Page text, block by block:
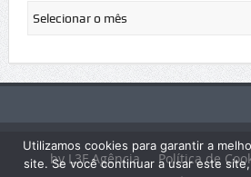
Arquivos
by L3F Agência Política de
Utilizamos cookies para garantir a
site. Se você continuar a usar este